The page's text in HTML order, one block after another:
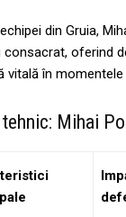
din Gruia,
oferind
vitală în
Mihai